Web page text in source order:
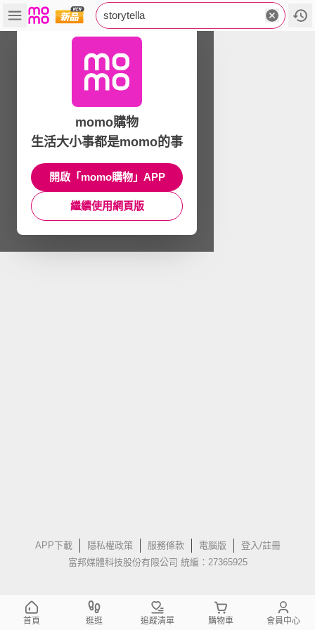
storytella
APP下載 隱私權政策 服務條款 電腦版
登入/註冊
富邦媒體科技股份有限公司 統編：27365925
momo購物
生活大小事都是momo的事
開啟「momo購物」APP
繼續使用網頁版
首頁 逛逛 追蹤清單 購物車 會員中心